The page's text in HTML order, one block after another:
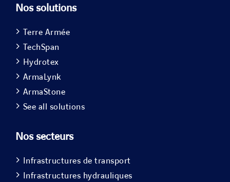
Nos solutions
Terre Armée
TechSpan
Hydrotex
ArmaLynk
ArmaStone
See all solutions
Nos secteurs
Infrastructures de transport
Infrastructures hydrauliques